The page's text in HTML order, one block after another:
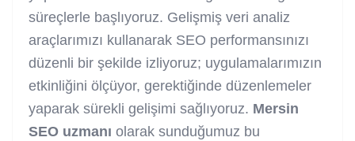
süreçlerle başlıyoruz. Gelişmiş veri analiz
araçlarımızı kullanarak SEO performansınızı
düzenli bir şekilde izliyoruz; uygulamalarımızın
etkinliğini ölçüyor, gerektiğinde düzenlemeler
yaparak sürekli gelişimi sağlıyoruz. Mersin
SEO uzmanı olarak sunduğumuz bu